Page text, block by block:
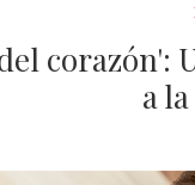
corazón':
a